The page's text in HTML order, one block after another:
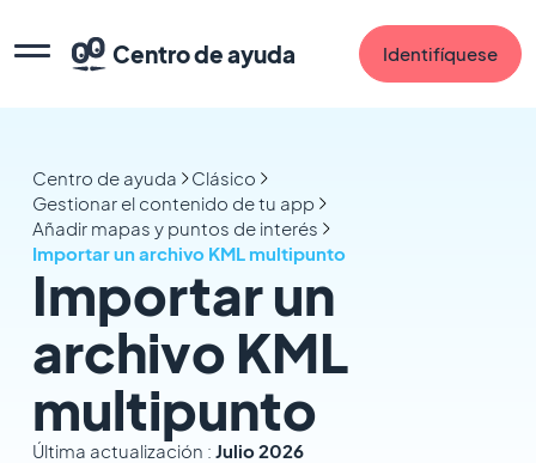
Centro de ayuda Identifíquese
Centro de ayuda
Clásico
Gestionar el contenido de tu app
Añadir mapas y puntos de interés
Importar un archivo KML multipunto
Importar un
archivo KML
multipunto
Última actualización : Julio 2026